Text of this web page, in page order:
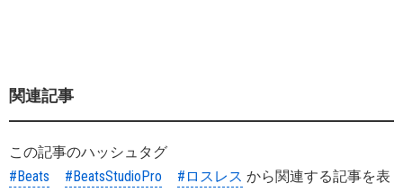
関連記事
この記事のハッシュタグ
#Beats
#BeatsStudioPro #ロスレス から関連する記事を表